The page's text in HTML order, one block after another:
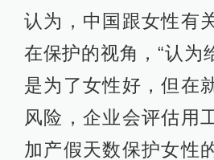
认为，中国跟女性有
在保护的视角，“认为
是为了女性好，但在
风险，企业会评估用
加产假天数保护女性